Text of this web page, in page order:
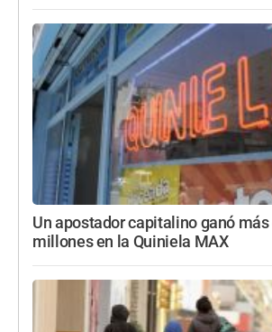
Un apostador capitalino ganó más
millones en la Quiniela MAX